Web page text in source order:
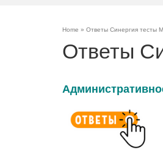
Home » Ответы Синергия тесты
Ответы